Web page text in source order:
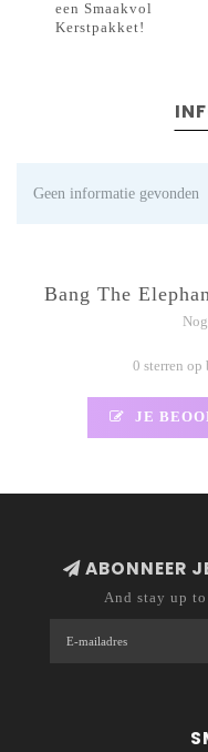
een Smaakvol
Kerstpakket!
Geen informatie gevonden
Bang The
0 sterren op
JE
ABONNEER
And stay up